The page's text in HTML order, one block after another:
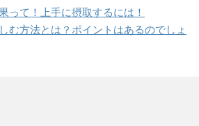
って！上手に摂取するには！
む方法とは？ポイントはあるのでしょ